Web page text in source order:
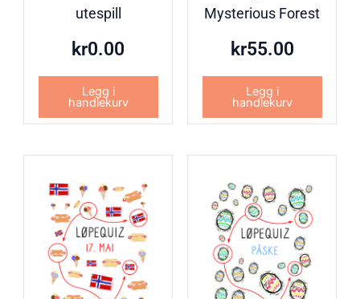
utespill
kr0.00
Legg i
handlekurv
Mysterious Forest
kr55.00
Legg i
handlekurv